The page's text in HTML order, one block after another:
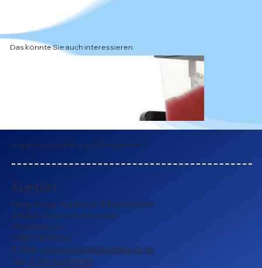
Das könnte Sie auch interessieren
Hopp Hopp Hüpfburg- & Eventverleih
Kontakt
Hopp Hopp Hüpfburg- & Eventverleih
Inhaber Sebastian Kurschat
Hellingstr. 11a
33609 Bielefeld
E-Mail: hopphoppbielefeld@web.de
Tel.: 0159-06411935